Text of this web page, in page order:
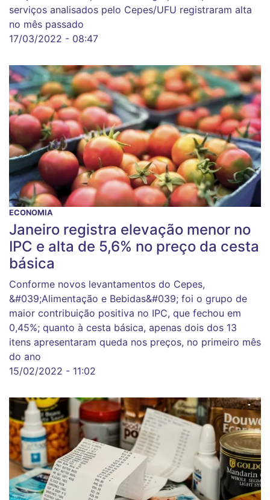
serviços analisados pelo Cepes/UFU registraram alta
no mês passado
17/03/2022 - 08:47
ECONOMIA
Janeiro registra elevação menor no
IPC e alta de 5,6% no preço da cesta
básica
Conforme novos levantamentos do Cepes,
&#039;Alimentação e Bebidas&#039; foi o grupo de
maior contribuição positiva no IPC, que fechou em
0,45%; quanto à cesta básica, apenas dois dos 13
itens apresentaram queda nos preços, no primeiro mês
do ano
15/02/2022 - 11:02